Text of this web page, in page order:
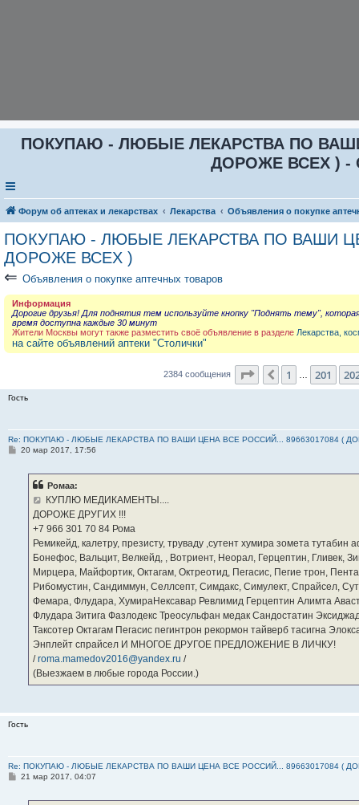
ПОКУПАЮ - ЛЮБЫЕ ЛЕКАРСТВА ПО ВАШИ
ДОРОЖЕ ВСЕХ ) -
Форум об аптеках и лекарствах Лекарства Объявления о покупке
ПОКУПАЮ - ЛЮБЫЕ ЛЕКАРСТВА ПО ВАШИ
ДОРОЖЕ ВСЕХ )
⇐ Объявления о покупке аптечных товаров
Информация
Дорогие друзья! Для поднятия тем используйте кнопку "Поднять тему",
время доступна каждые 30 минут
Жители Москвы могут также разместить своё объявление в разделе Лекарства,
на сайте объявлений аптеки "Столички"
2384 сообщения Страница 203из
Пред.
1 201
Гость
Re: ПОКУПАЮ - ЛЮБЫЕ ЛЕКАРСТВА ПО ВАШИ ЦЕНА ВСЕ РОССИЙ... 89663017084 (
С20 мар 2017, 17:56
Ромаа:
КУПЛЮ МЕДИКАМЕНТЫ....
ДОРОЖЕ ДРУГИХ !!!
‪+7 966 301 70 84‬ Рома
Ремикейд, калетру, презисту, труваду ,сутент хумира зомета
Бонефос, Вальцит, Велкейд, , Вотриент, Неорал, Герцептин, Гливек,
Мирцера, Майфортик, Октагам, Октреотид, Пегасис, Пегие трон,
Рибомустин, Сандиммун, Селлсепт, Симдакс, Симулект, Спрайсел,
Фемара, Флудара, ХумираНексавар Ревлимид Герцептин Алимта
Флудара Зитига Фазлодекс Треосульфан медак Сандостатин
Таксотер Октагам Пегасис пегинтрон рекормон тайверб тасигна
Энплейт спрайсел И МНОГОЕ ДРУГОЕ ПРЕДЛОЖЕНИЕ В ЛИЧКУ!
/roma.mamedov2016@yandex.ru /
(Выезжаем в любые города России.)
Гость
Re: ПОКУПАЮ - ЛЮБЫЕ ЛЕКАРСТВА ПО ВАШИ ЦЕНА ВСЕ РОССИЙ... 89663017084 (
С21 мар 2017, 04:07